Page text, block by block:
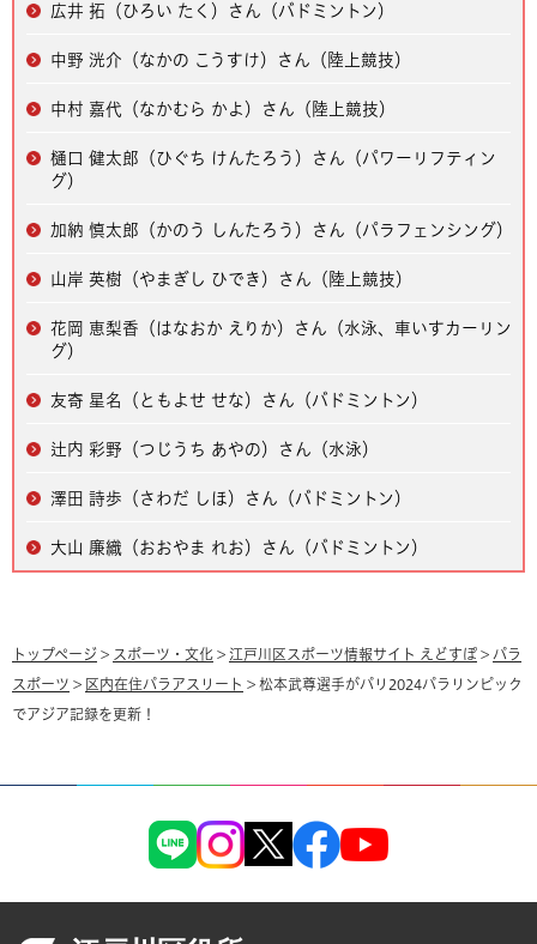
広井 拓（ひろい たく）さん（バドミントン）
中野 洸介（なかの こうすけ）さん（陸上競技）
中村 嘉代（なかむら かよ）さん（陸上競技）
樋口 健太郎（ひぐち けんたろう）さん（パワーリフティン
グ）
加納 慎太郎（かのう しんたろう）さん（パラフェンシング）
山岸 英樹（やまぎし ひでき）さん（陸上競技）
花岡 恵梨香（はなおか えりか）さん（水泳、車いすカーリン
グ）
友寄 星名（ともよせ せな）さん（バドミントン）
辻内 彩野（つじうち あやの）さん（水泳）
澤田 詩歩（さわだ しほ）さん（バドミントン）
大山 廉織（おおやま れお）さん（バドミントン）
トップページ > スポーツ・文化 > 江戸川区スポーツ情報サイト えどすぽ > パラ
スポーツ > 区内在住パラアスリート > 松本武尊選手がパリ2024パラリンピック
でアジア記録を更新！